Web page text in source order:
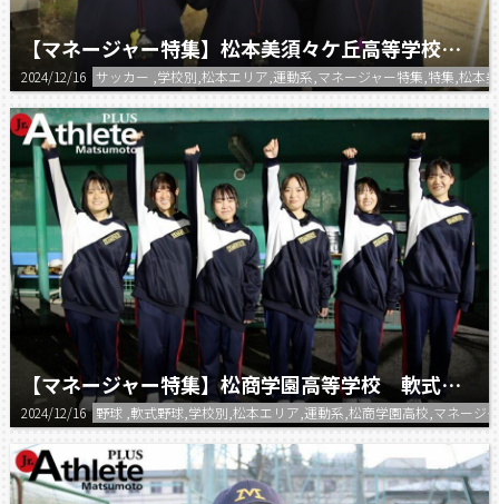
【マネージャー特集】松本美須々ケ丘高等学校 サッカー部マネージャー
2024/12/16 サッカー ,学校別,松本エリア,運動系,マネージャー特集,特集,松本
【マネージャー特集】松商学園高等学校 軟式野球部マネージャー
2024/12/16 野球 ,軟式野球,学校別,松本エリア,運動系,松商学園高校,マネージ